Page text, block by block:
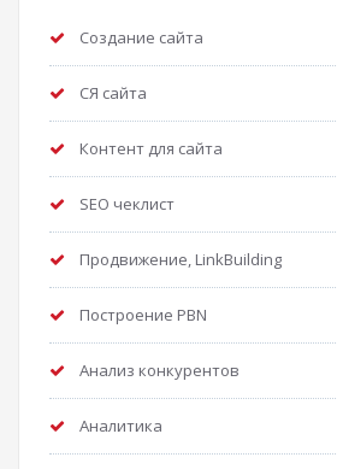
Создание сайта
СЯ сайта
Контент для сайта
SEO чеклист
Продвижение, LinkBuilding
Построение PBN
Анализ конкурентов
Аналитика